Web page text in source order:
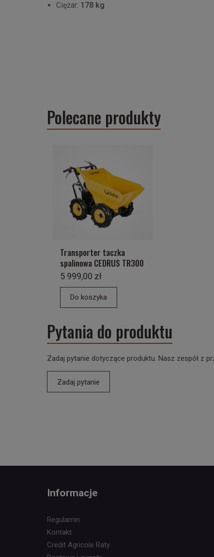
Ciężar: 178 kg
Polecane produkty
Transporter taczka
spalinowa CEDRUS TR300
5 999,00 zł
Do koszyka
Pytania do produktu
Zadaj pytanie dotyczące produktu. Nasz zespół z
Zadaj pytanie
Informacje
Regulamin
Kontakt
Credit Agricole Raty